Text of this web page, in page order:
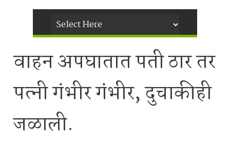
वाहन अपघातात पती ठार तर
पत्नी गंभीर गंभीर, दुचाकीही
जळाली.